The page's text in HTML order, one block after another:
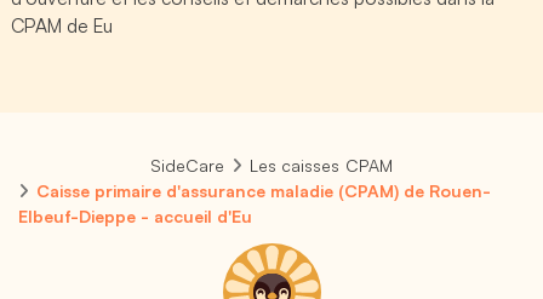
CPAM de Eu
SideCare
Les caisses CPAM
Caisse primaire d'assurance maladie (CPAM) de Rouen-
Elbeuf-Dieppe - accueil d'Eu